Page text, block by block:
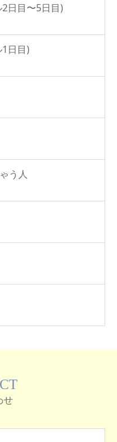
日目〜5日目)
日目)
う人
せ